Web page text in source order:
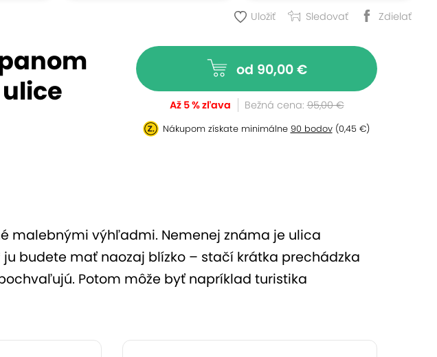
Uložiť Sledovať Zdielať
od 90,00 €
Až 5 % zľava Bežná cena: 95,00 €
Nákupom získate minimálne 90 bodov(0,45 €)
malebnými výhľadmi. Nemenej známa je ulica
budete mať naozaj blízko – stačí krátka prechádzka
Potom môže byť napríklad turistika